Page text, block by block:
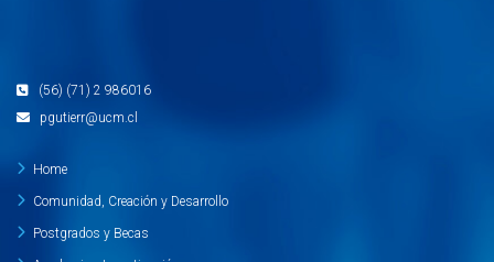
(56) (71) 2 986016
pgutierr@ucm.cl
Home
Comunidad, Creación y Desarrollo
Postgrados y Becas